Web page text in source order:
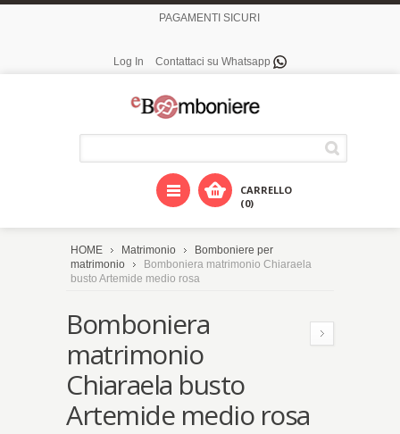
PAGAMENTI SICURI
Log In Contattaci su Whatsapp
CARRELLO
(0)
HOME Matrimonio
Bomboniere per
matrimonio
Bomboniera matrimonio Chiaraela
busto Artemide medio rosa
Bomboniera
matrimonio
Chiaraela busto
Artemide medio rosa